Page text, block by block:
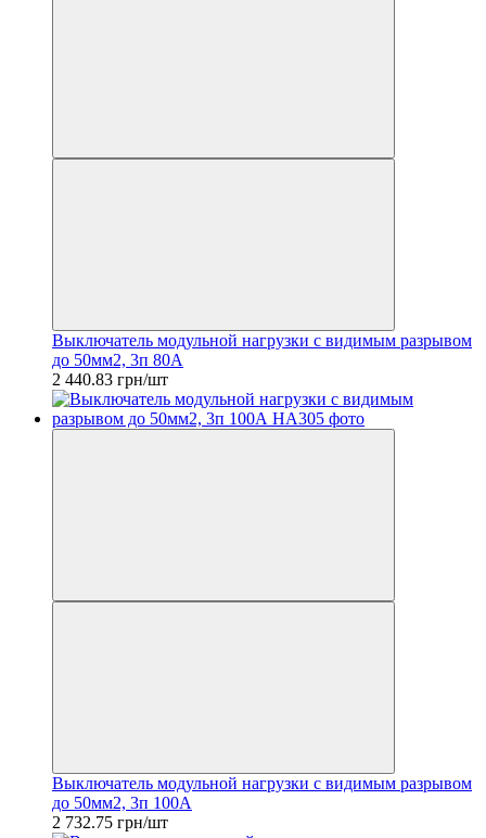
Выключатель модульной нагрузки с видимым разрывом
до 50мм2, 3п 80А
2 440.83 грн/шт
Выключатель модульной нагрузки с видимым разрывом
до 50мм2, 3п 100А
2 732.75 грн/шт